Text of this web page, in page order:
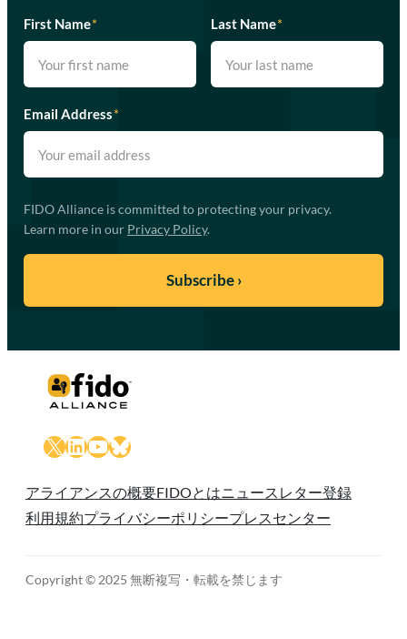
First Name* Last Name*
Email Address*
FIDO Alliance is committed to protecting your privacy.
Learn more in our Privacy Policy.
X LinkedIn
YouTube
Bluesky
アライアンスの概要FIDOとは ニュースレター登録
利用規約プライバシーポリシープレスセンター
Copyright © 2025 無断複写・転載を禁じます